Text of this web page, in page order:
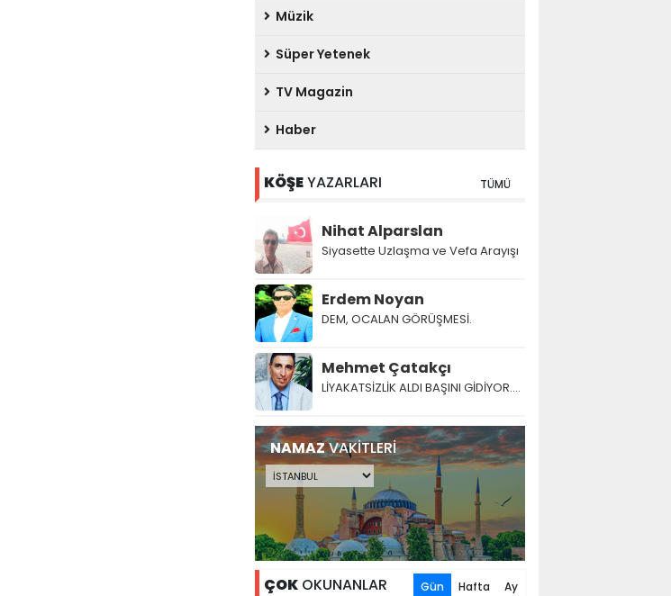
Müzik
Süper Yetenek
TV Magazin
Haber
KÖŞEYAZARLARI TÜMÜ
Nihat Alparslan
Siyasette Uzlaşma ve Vefa Arayışı
Erdem Noyan
DEM, OCALAN GÖRÜŞMESİ.
Mehmet Çatakçı
LİYAKATSİZLİK ALDI BAŞINI GİDİYOR....
NAMAZVAKİTLERİ
ÇOK OKUNANLAR Gün Hafta Ay